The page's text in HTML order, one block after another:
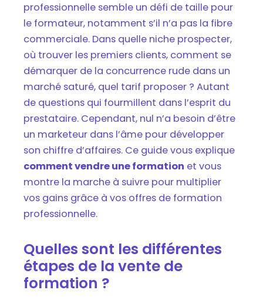
Développer et entretenir votre réseau
Eriger un plan d’action commerciale
infaillible
FAQ – Vendre une formation professionnelle
professionnelle semble un défi de taille pour
le formateur, notamment s’il n’a pas la fibre
commerciale. Dans quelle niche prospecter,
où trouver les premiers clients, comment se
démarquer de la concurrence rude dans un
marché saturé, quel tarif proposer ? Autant
de questions qui fourmillent dans l’esprit du
prestataire. Cependant, nul n’a besoin d’être
un marketeur dans l’âme pour développer
son chiffre d’affaires. Ce guide vous explique
comment vendre une formation et vous
montre la marche à suivre pour multiplier
vos gains grâce à vos offres de formation
professionnelle.
Quelles sont les différentes
étapes de la vente de
formation ?